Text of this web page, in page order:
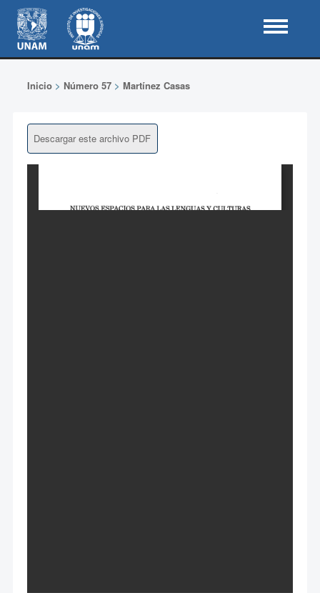
Inicio> Número 57> Martínez Casas
Descargar este archivo PDF